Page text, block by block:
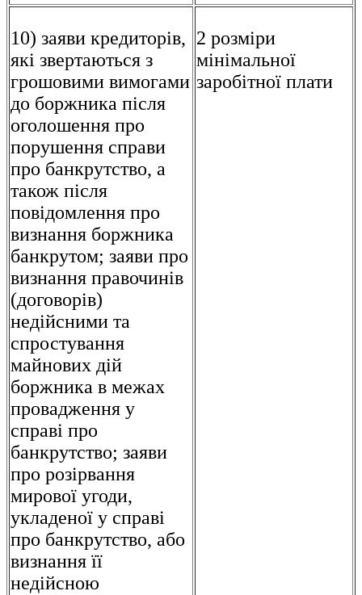
10) заяви кредиторів,
які звертаються з
грошовими вимогами
до боржника після
оголошення про
порушення справи
про банкрутство, а
також після
повідомлення про
визнання боржника
банкрутом; заяви про
визнання правочинів
(договорів)
недійсними та
спростування
майнових дій
боржника в межах
провадження у
справі про
банкрутство; заяви
про розірвання
мирової угоди,
укладеної у справі
про банкрутство, або
визнання її
недійсною
2 розміри
мінімальної
заробітної плати